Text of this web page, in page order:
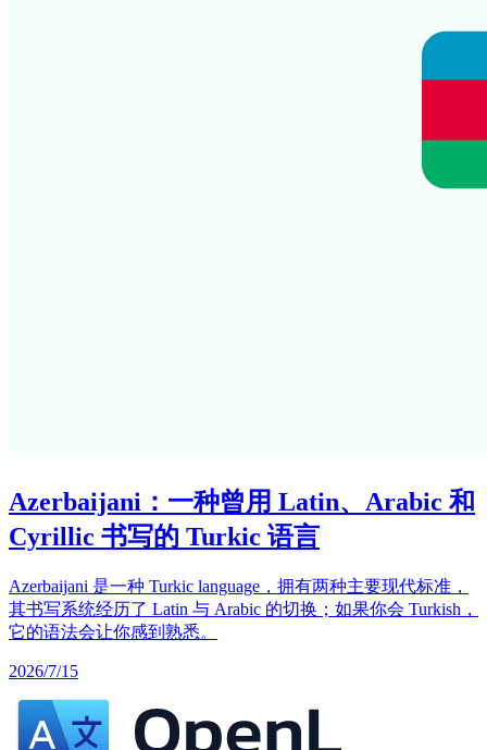
Azerbaijani：一种曾用 Latin、Arabic 和
Cyrillic 书写的 Turkic 语言
Azerbaijani 是一种 Turkic language，拥有两种主要现代标准，
其书写系统经历了 Latin 与 Arabic 的切换；如果你会 Turkish，
它的语法会让你感到熟悉。
2026/7/15